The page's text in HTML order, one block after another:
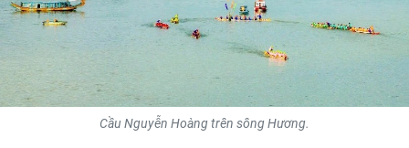
KHOA HỌC - CÔNG NGHỆ
MÔI TRƯỜNG
BẠN ĐỌC
Cầu Nguyễn Hoàng trên sông Hương.